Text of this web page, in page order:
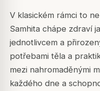
V klasickém rámci to
Samhita chápe zdraví
jednotlivcem a
potřebami těla a
mezi nahromaděnými
každého dne a